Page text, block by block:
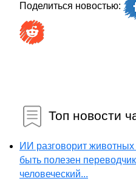
Поделиться новостью:
Топ новости
ИИ разговорит
быть полезен
человеческий...